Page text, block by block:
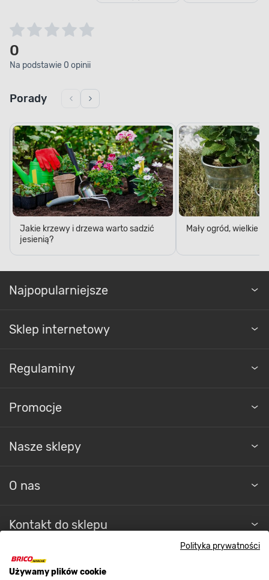
Polityka prywatności
Używamy plików cookie
0
Na podstawie 0 opinii
Porady
Jakie krzewy i drzewa warto sadzić
jesienią?
Mały ogród, wielkie
Najpopularniejsze
Sklep internetowy
Regulaminy
Promocje
Nasze sklepy
O nas
Kontakt do sklepu
Strefa biznesu